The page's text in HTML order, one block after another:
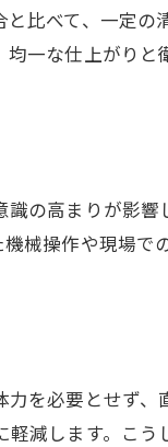
く解説
紹介
比べて、一定の
一な仕上がりと
の高まりが影響
械操作や現場で
を必要とせず、
減します。こう